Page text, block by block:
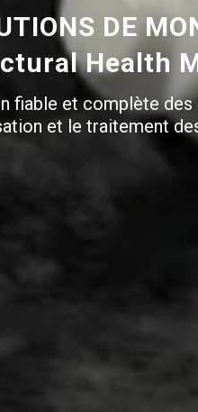
DE
Health
fiable et complète des
et le traitement